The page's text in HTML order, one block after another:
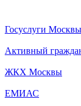
Госуслуги Москвы
Активный
ЖКХ Москвы
ЕМИАС